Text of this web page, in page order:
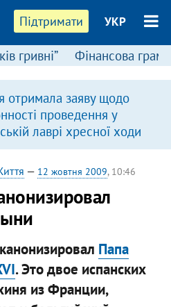
Підтримати УКР
гривні” Фінансова
отримала заяву щодо
проведення у
лаврі хресної ходи
— 12 жовтня 2009, 10:46
Папа
. Это двое испанских
из Франции,